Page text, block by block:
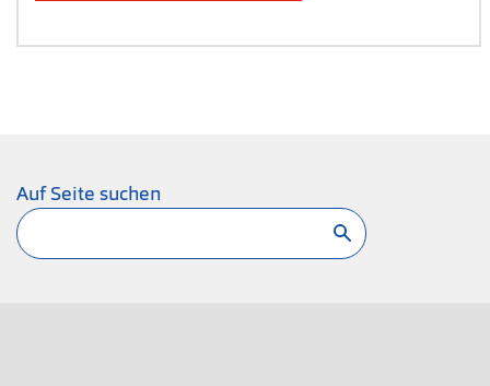
Auf Seite suchen
Suchen